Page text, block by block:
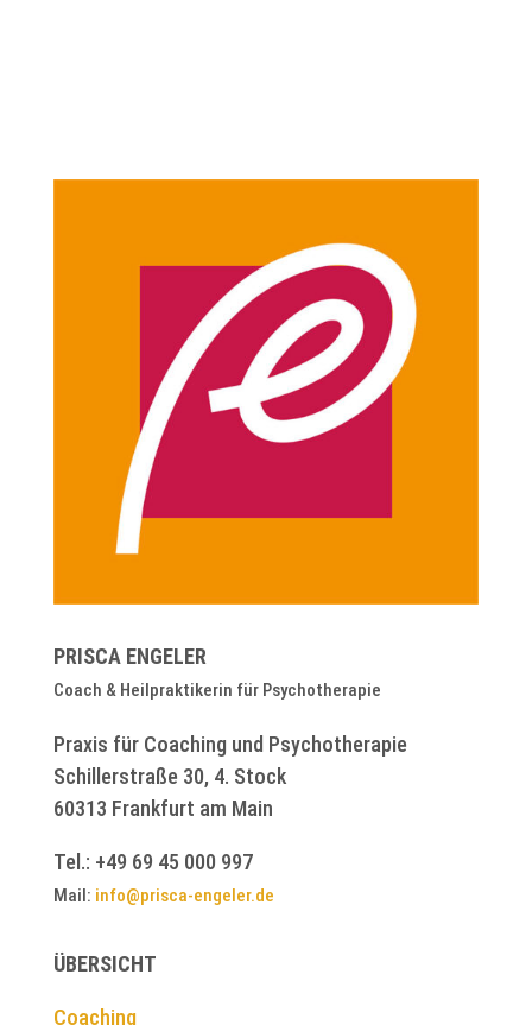
PRISCA ENGELER
Coach & Heilpraktikerin für Psychotherapie
Praxis für Coaching und Psychotherapie
Schillerstraße 30, 4. Stock
60313 Frankfurt am Main
Tel.: +49 69 45 000 997
Mail: info@prisca-engeler.de
ÜBERSICHT
Coaching